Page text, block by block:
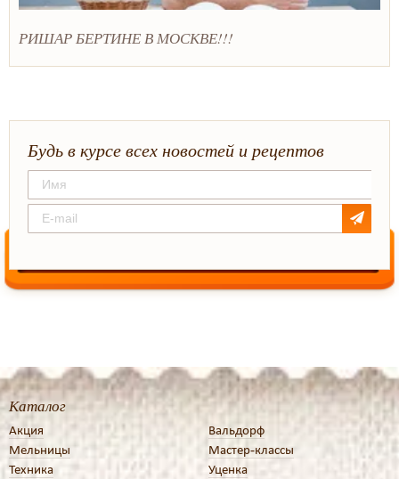
РИШАР БЕРТИНЕ В МОСКВЕ!!!
Будь в курсе всех новостей и рецептов
Каталог
Акция
Мельницы
Техника
Вальдорф
Мастер-классы
Уценка